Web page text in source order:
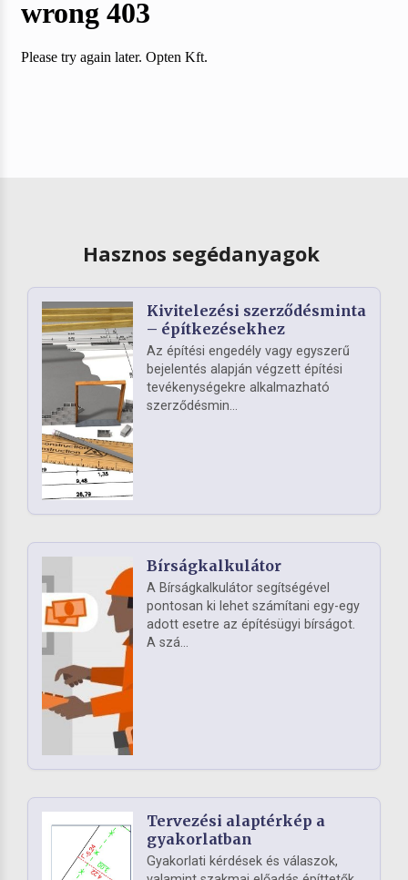
Hasznos segédanyagok
Kivitelezési szerződésminta
– építkezésekhez
Az építési engedély vagy egyszerű
bejelentés alapján végzett építési
tevékenységekre alkalmazható
szerződésmin...
Bírságkalkulátor
A Bírságkalkulátor segítségével
pontosan ki lehet számítani egy-egy
adott esetre az építésügyi bírságot.
A szá...
Tervezési alaptérkép a
gyakorlatban
Gyakorlati kérdések és válaszok,